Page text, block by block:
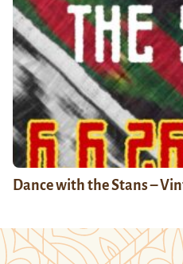
Dance with the Stans –